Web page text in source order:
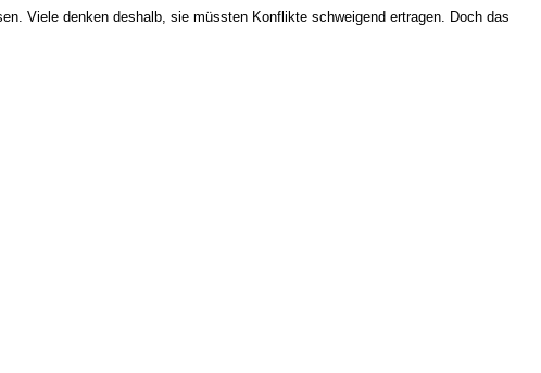
Viele denken deshalb, sie müssten Konflikte schweigend ertragen. Doch das